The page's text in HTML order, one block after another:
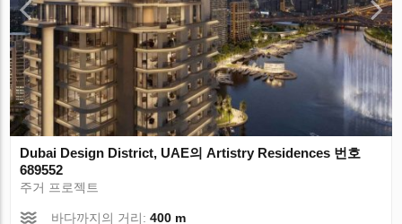
Dubai Design District, UAE의 Artistry Residences 번호
689552
주거 프로젝트
바다까지의 거리:400 m